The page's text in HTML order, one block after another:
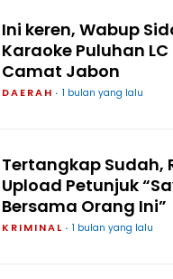
Ini keren, Wabup
Karaoke Puluhan
Camat Jabon
DAERAH 1 bulan yang lalu
Tertangkap Sudah,
Upload Petunjuk
Bersama Orang Ini”
KRIMINAL 1 bulan yang lalu